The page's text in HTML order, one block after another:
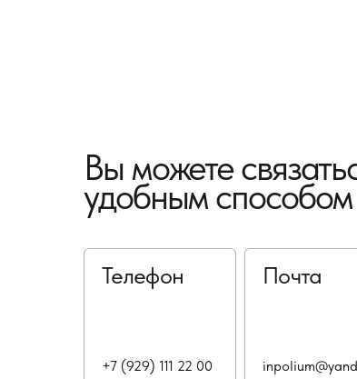
Вы можете
удобным способом
Телефон Почта
+7 (929) 111 22 00